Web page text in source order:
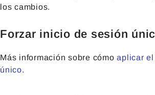
los cambios.
Forzar inicio de sesión
Más información sobre cómoaplicar
único.